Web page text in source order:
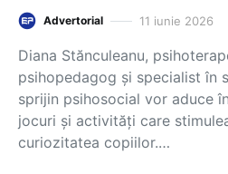
Advertorial 11 iunie 2026
Diana Stănculeanu,
psihopedagog și specialist în
sprijin psihosocial vor aduce
jocuri și activități care
curiozitatea copiilor.…